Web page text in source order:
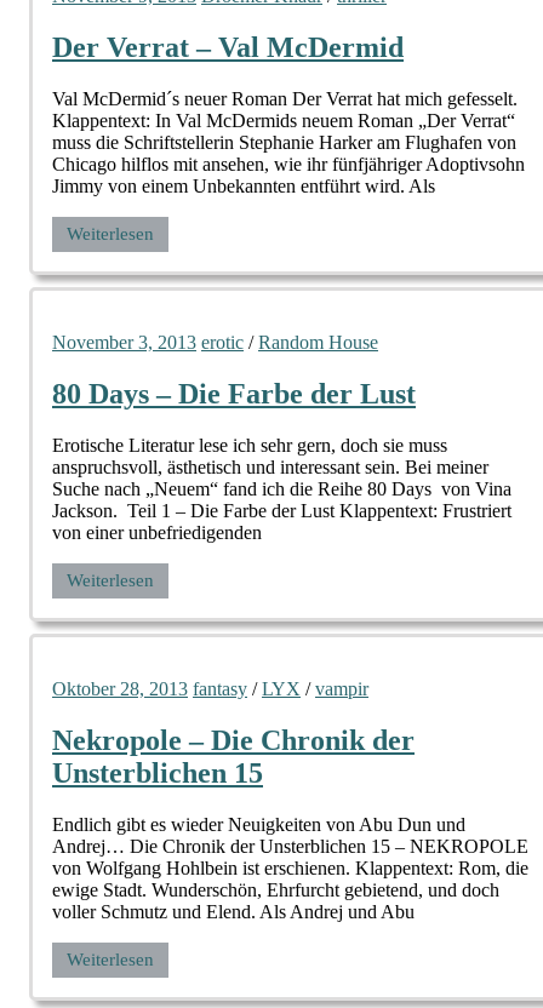
Der Verrat – Val McDermid
Val McDermid´s neuer Roman Der Verrat hat mich gefesselt.
Klappentext: In Val McDermids neuem Roman „Der Verrat“
muss die Schriftstellerin Stephanie Harker am Flughafen von
Chicago hilflos mit ansehen, wie ihr fünfjähriger Adoptivsohn
Jimmy von einem Unbekannten entführt wird. Als
Weiterlesen
November 3, 2013 erotic /Random House
80 Days – Die Farbe der Lust
Erotische Literatur lese ich sehr gern, doch sie muss
anspruchsvoll, ästhetisch und interessant sein. Bei meiner
Suche nach „Neuem“ fand ich die Reihe 80 Days von Vina
Jackson. Teil 1 – Die Farbe der Lust Klappentext: Frustriert
von einer unbefriedigenden
Weiterlesen
Oktober 28, 2013 fantasy /LYX /vampir
Nekropole – Die Chronik der
Unsterblichen 15
Endlich gibt es wieder Neuigkeiten von Abu Dun und
Andrej… Die Chronik der Unsterblichen 15 – NEKROPOLE
von Wolfgang Hohlbein ist erschienen. Klappentext: Rom, die
ewige Stadt. Wunderschön, Ehrfurcht gebietend, und doch
voller Schmutz und Elend. Als Andrej und Abu
Weiterlesen